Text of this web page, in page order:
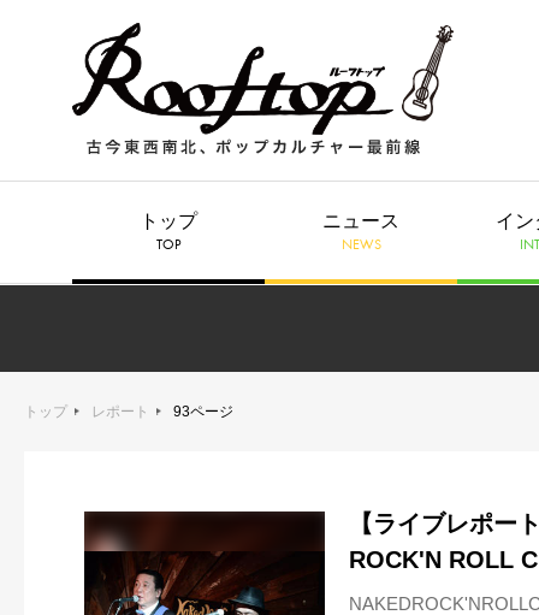
トップ
TOP
ニュース
NEWS
イン
トップ レポート 93ページ
【ライブレポー
ROCK'N ROLL